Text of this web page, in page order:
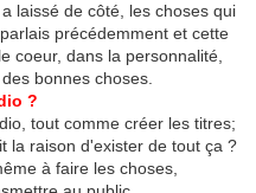
laissé de côté, les choses qui
précédemment et cette
coeur, dans la personnalité,
bonnes choses.
?
tout comme créer les titres;
la raison d'exister de tout ça ?
à faire les choses,